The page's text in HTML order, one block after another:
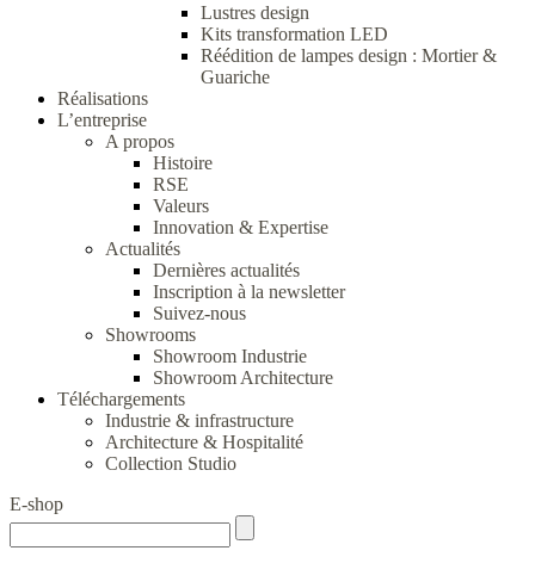
Lustres design
Kits transformation LED
Réédition de lampes design : Mortier &
Guariche
Réalisations
L’entreprise
A propos
Histoire
RSE
Valeurs
Innovation & Expertise
Actualités
Dernières actualités
Inscription à la newsletter
Suivez-nous
Showrooms
Showroom Industrie
Showroom Architecture
Téléchargements
Industrie & infrastructure
Architecture & Hospitalité
Collection Studio
E-shop